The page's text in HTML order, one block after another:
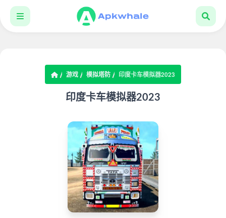
游戏 模拟塔防 印度卡车模拟器2023
印度卡车模拟器2023